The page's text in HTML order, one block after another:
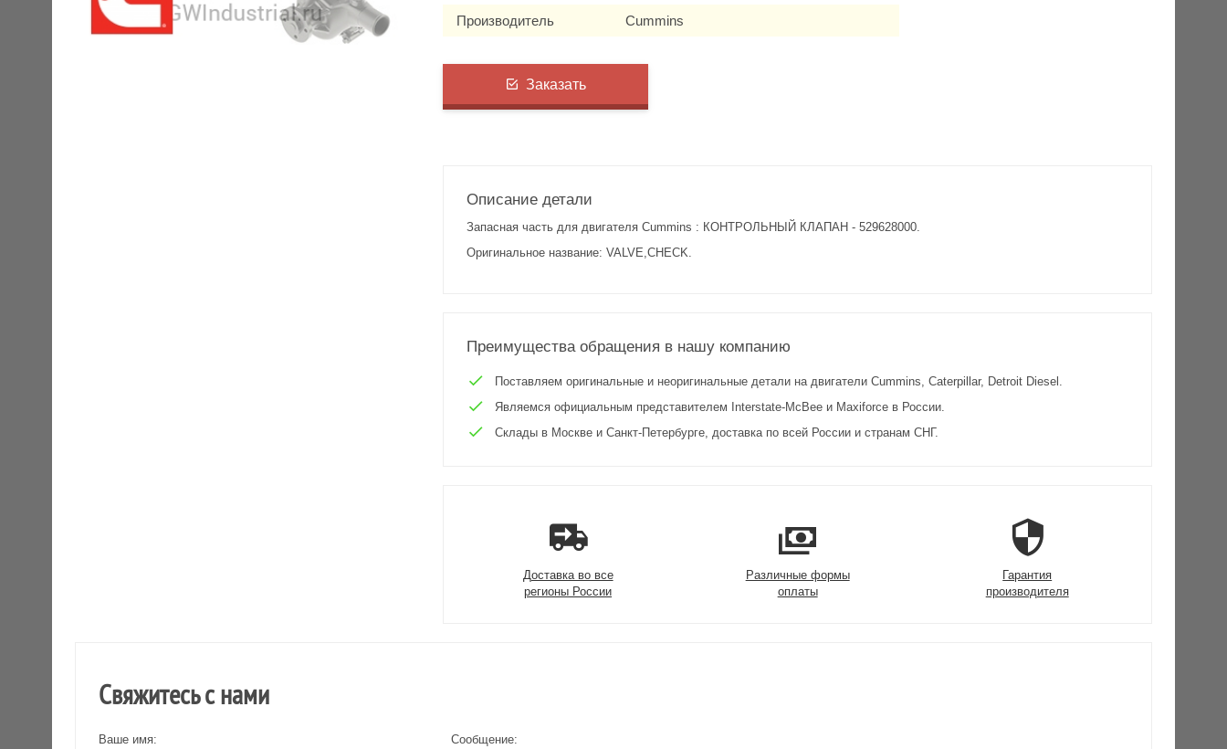
Производитель Cummins
Заказать
Описание детали
Запасная часть для двигателя Cummins : КОНТРОЛЬНЫЙ КЛАПАН - 529628000.
Оригинальное название: VALVE,CHECK.
Преимущества обращения в нашу компанию
Поставляем оригинальные и неоригинальные детали на двигатели Cummins, Caterpillar, Detroit Diesel.
Являемся официальным представителем Interstate-McBee и Maxiforce в России.
Склады в Москве и Санкт-Петербурге, доставка по всей России и странам СНГ.
Доставка во все
регионы России
Различные формы
оплаты
Гарантия
производителя
Свяжитесь с нами
Ваше имя: Сообщение: